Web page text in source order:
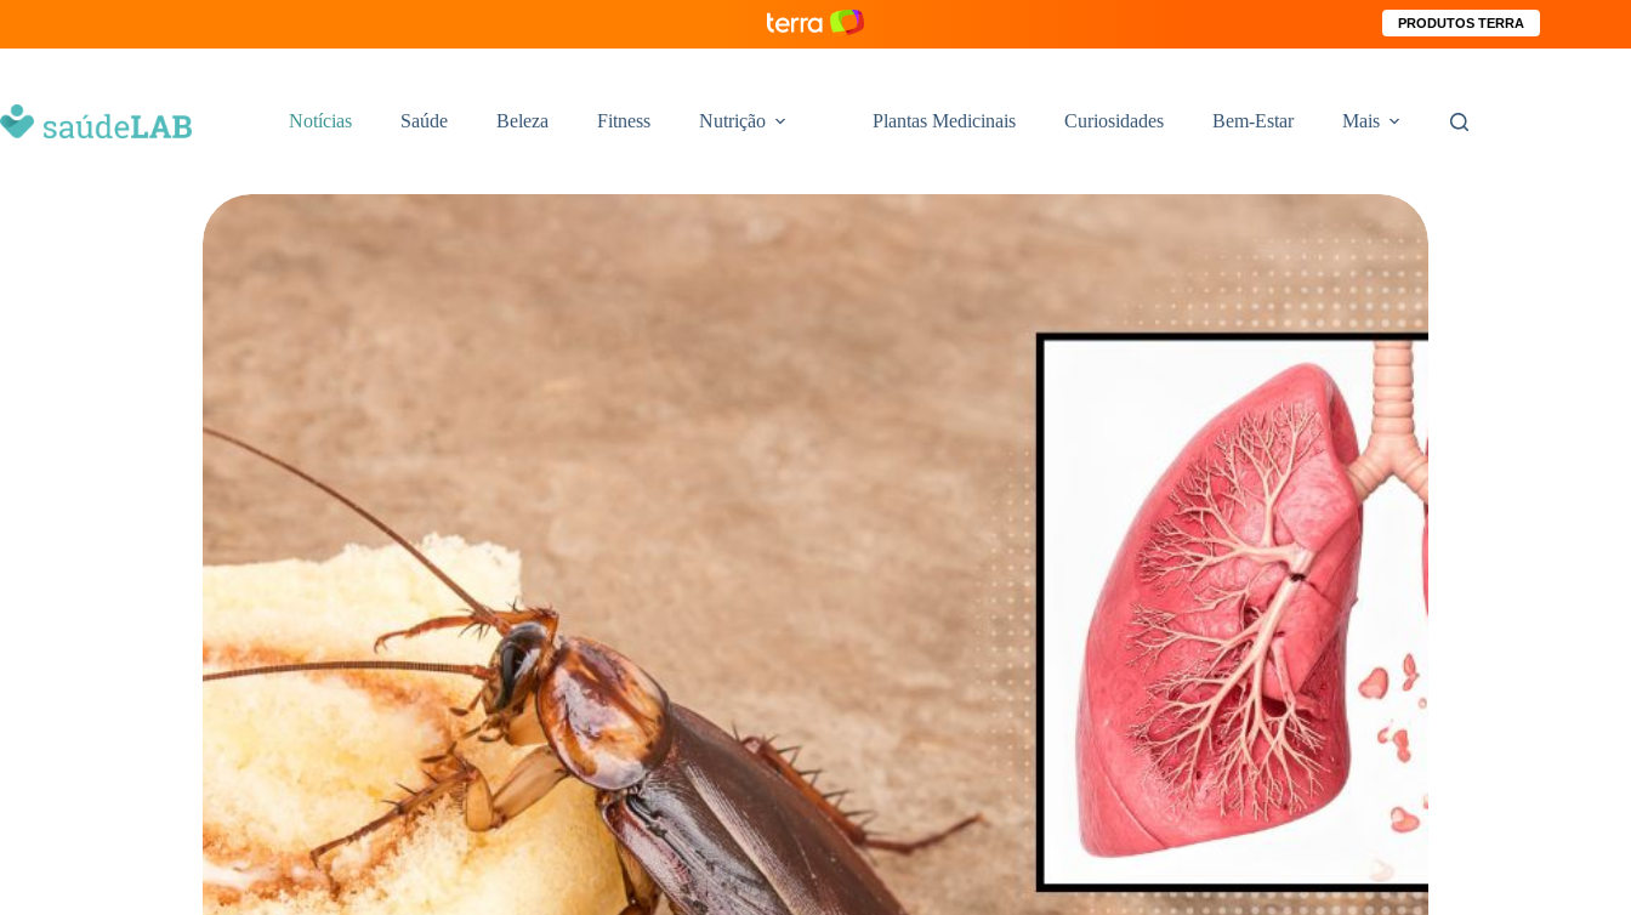
PRODUTOS TERRA
Notícias Saúde Beleza Fitness Nutrição Plantas Medicinais Curiosidades Bem-Estar Mais